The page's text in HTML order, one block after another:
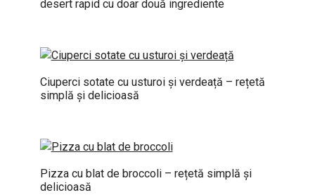
desert rapid cu doar două ingrediente
Ciuperci sotate cu usturoi și verdeață – rețetă
simplă și delicioasă
Pizza cu blat de broccoli – rețetă simplă și
delicioasă